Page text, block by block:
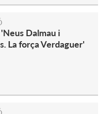
Dalmau i
La força Verdaguer'